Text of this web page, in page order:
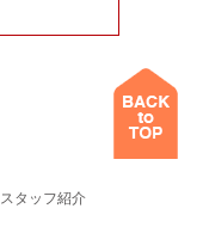
スタッフ紹介